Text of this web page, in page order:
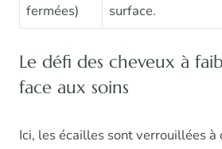
fermées)
surface.
Le défi des cheveux à
face aux soins
Ici, les écailles sont verrouillées à